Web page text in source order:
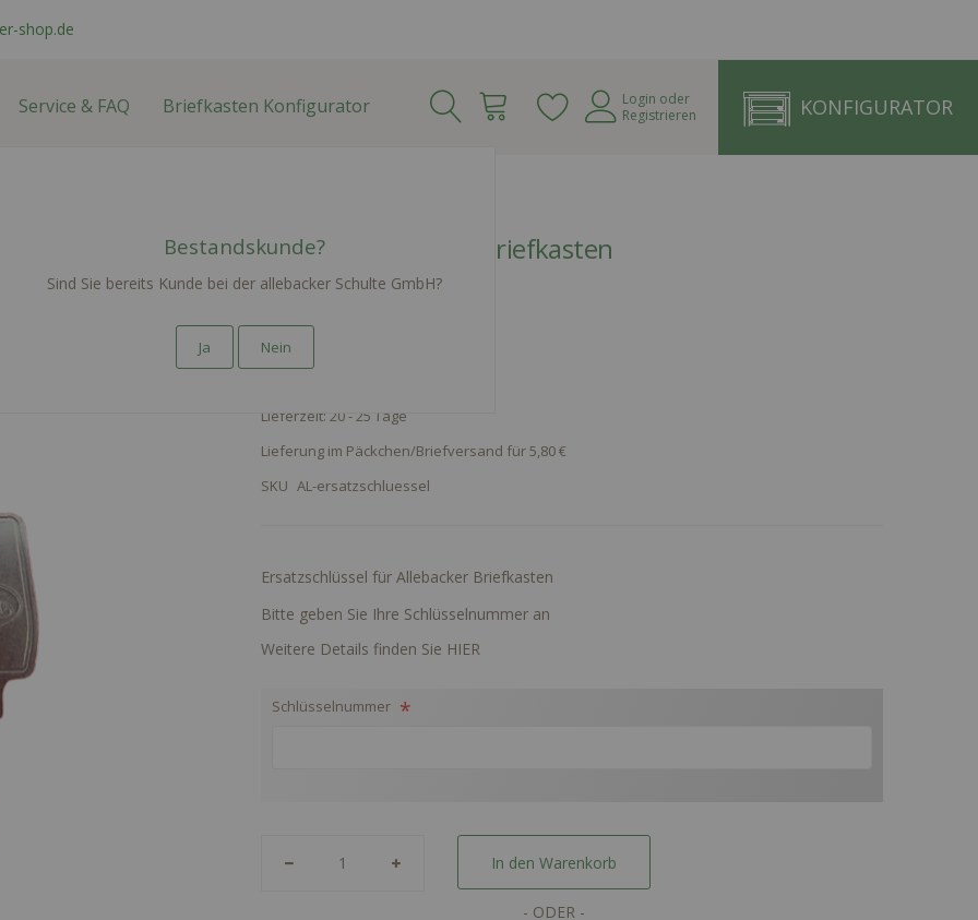
shop.de
Service & FAQ Briefkasten Konfigurator Warenkorb Login oder
Registrieren
KONFIGURATOR
Ersatzschlüssel für Briefkasten
9,69 €
inkl. Mwst zzgl.
Lieferzeit: 20 - 25 Tage
Lieferung im Päckchen/Briefversand für 5,80 €
SKU AL-ersatzschluessel
Ersatzschlüssel für Allebacker Briefkasten
Bitte geben Sie Ihre Schlüsselnummer an
Weitere Details finden Sie HIER
Schlüsselnummer
In den Warenkorb
Bestandskunde?
Sind Sie bereits Kunde bei der allebacker Schulte GmbH?
Ja Nein